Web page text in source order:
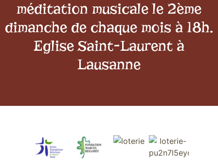
méditation musicale le 2ème
dimanche de chaque mois à 18h.
Eglise Saint-Laurent à
Lausanne